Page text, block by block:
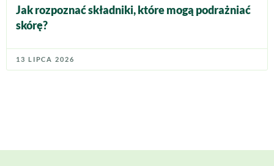
Jak rozpoznać składniki, które mogą podrażniać
skórę?
13 LIPCA 2026